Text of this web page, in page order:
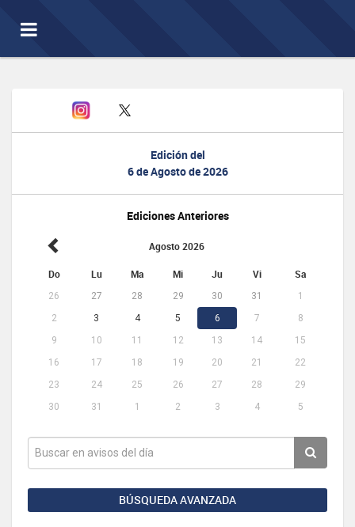
Toggle
navigation
Edición del
6 de Agosto de 2026
Ediciones Anteriores
Agosto 2026
Do Lu Ma Mi Ju Vi Sa
26 27 28 29 30 31
1
2
3 4 5 6 7
8
9
10 11 12 13 14
15
16
17 18 19 20 21
22
23
24 25 26 27 28
29
30
31 1 2 3 4 5
BÚSQUEDA AVANZADA